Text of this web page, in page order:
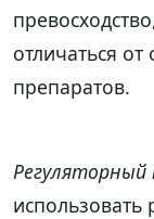
отличаться
препаратов.
Регуляторный
использовать